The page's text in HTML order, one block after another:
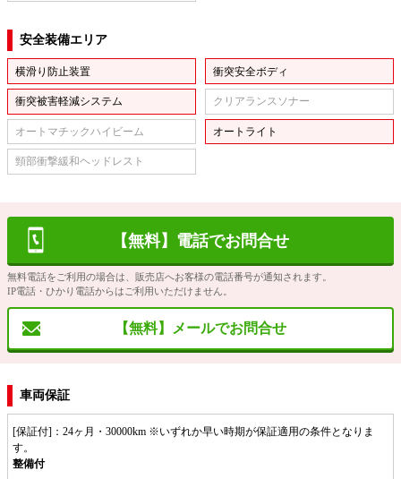
安全装備エリア
横滑り防止装置 衝突安全ボディ
衝突被害軽減システム クリアランスソナー
オートマチックハイビーム オートライト
頸部衝撃緩和ヘッドレスト
【無料】電話でお問合せ
無料電話をご利用の場合は、販売店へお客様の電話番号が通知されます。
IP電話・ひかり電話からはご利用いただけません。
【無料】メールでお問合せ
車両保証
[保証付]：24ヶ月・30000km ※いずれか早い時期が保証適用の条件となりま
す。
整備付